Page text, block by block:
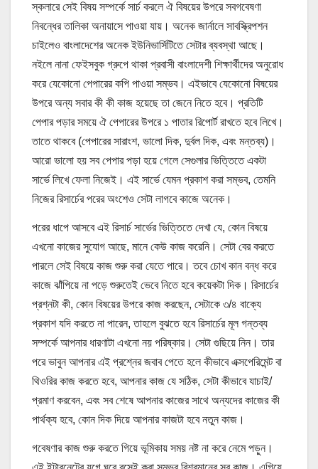
স্কলারে সেই বিষয় সম্পর্কে সার্চ করলে ঐ বিষয়ের উপরে সবগবেষণা
নিবন্ধের তালিকা অনায়াসে পাওয়া যায়। অনেক জার্নালে সাবস্ক্রিপশন
চাইলেও বাংলাদেশের অনেক ইউনিভার্সিটিতে সেটার ব্যবস্থা আছে।
নইলে নানা ফেইসবুক গ্রুপে থাকা প্রবাসী বাংলাদেশী শিক্ষার্থীদের অনুরোধ
করে যেকোনো পেপারের কপি পাওয়া সম্ভব। এইভাবে যেকোনো বিষয়ের
উপরে অন্য সবার কী কী কাজ হয়েছে তা জেনে নিতে হবে। প্রতিটি
পেপার পড়ার সময়ে ঐ পেপারের উপরে ১ পাতার রিপোর্ট রাখতে হবে লিখে।
তাতে থাকবে (পেপারের সারাংশ, ভালো দিক, দুর্বল দিক, এবং মন্তব্য)।
আরো ভালো হয় সব পেপার পড়া হয়ে গেলে সেগুলার ভিত্তিতে একটা
সার্ভে লিখে ফেলা নিজেই। এই সার্ভে যেমন প্রকাশ করা সম্ভব, তেমনি
নিজের রিসার্চের পরের অংশেও সেটা লাগবে কাজে অনেক।
পরের ধাপে আসবে এই রিসার্চ সার্ভের ভিত্তিতে দেখা যে, কোন বিষয়ে
এখনো কাজের সুযোগ আছে, মানে কেউ কাজ করেনি। সেটা বের করতে
পারলে সেই বিষয়ে কাজ শুরু করা যেতে পারে। তবে চোখ কান বন্ধ করে
কাজে ঝাঁপিয়ে না পড়ে শুরুতেই ভেবে নিতে হবে কয়েকটা দিক। রিসার্চের
প্রশ্নটা কী, কোন বিষয়ের উপরে কাজ করছেন, সেটাকে ৩/৪ বাক্যে
প্রকাশ যদি করতে না পারেন, তাহলে বুঝতে হবে রিসার্চের মূল গন্তব্য
সম্পর্কে আপনার ধারণাটা এখনো নয় পরিষ্কার। সেটা গুছিয়ে নিন। তার
পরে ভাবুন আপনার এই প্রশ্নের জবাব পেতে হলে কীভাবে এক্সপেরিমেন্ট বা
থিওরির কাজ করতে হবে, আপনার কাজ যে সঠিক, সেটা কীভাবে যাচাই/
প্রমাণ করবেন, এবং সব শেষে আপনার কাজের সাথে অন্যদের কাজের কী
পার্থক্য হবে, কোন দিক দিয়ে আপনার কাজটা হবে নতুন কাজ।
গবেষণার কাজ শুরু করতে গিয়ে ভূমিকায় সময় নষ্ট না করে নেমে পড়ুন।